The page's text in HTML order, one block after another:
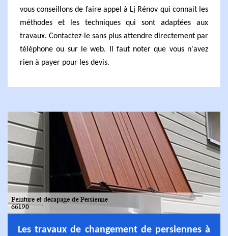
vous conseillons de faire appel à Lj Rénov qui connait les
méthodes et les techniques qui sont adaptées aux
travaux. Contactez-le sans plus attendre directement par
téléphone ou sur le web. Il faut noter que vous n'avez
rien à payer pour les devis.
Les travaux de changement de persiennes à